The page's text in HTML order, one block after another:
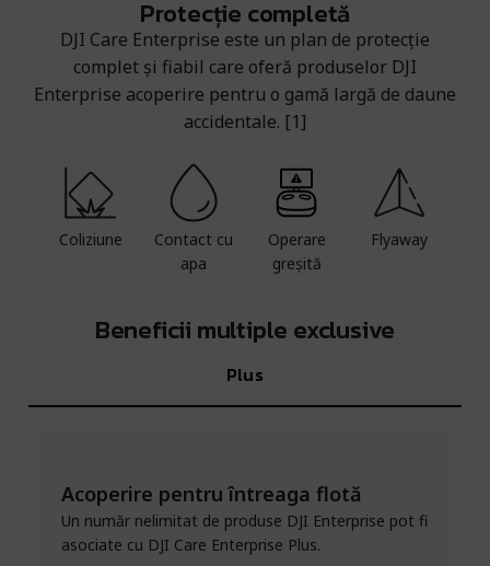
Protecție completă
DJI Care Enterprise este un plan de protecție
complet și fiabil care oferă produselor DJI
Enterprise acoperire pentru o gamă largă de daune
accidentale. [1]
Coliziune
Contact cu
apa
Operare
greșită
Flyaway
Beneficii multiple exclusive
Plus
Acoperire pentru întreaga flotă
Un număr nelimitat de produse DJI Enterprise pot fi
asociate cu DJI Care Enterprise Plus.